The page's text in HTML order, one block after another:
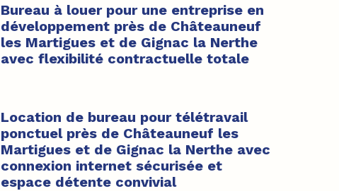
Bureau à louer pour une entreprise en
développement près de Châteauneuf
les Martigues et de Gignac la Nerthe
avec flexibilité contractuelle totale
Location de bureau pour télétravail
ponctuel près de Châteauneuf les
Martigues et de Gignac la Nerthe avec
connexion internet sécurisée et
espace détente convivial